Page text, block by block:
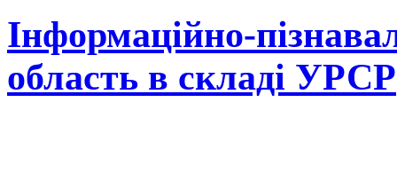
Інформаційно-
область в складі УРСР